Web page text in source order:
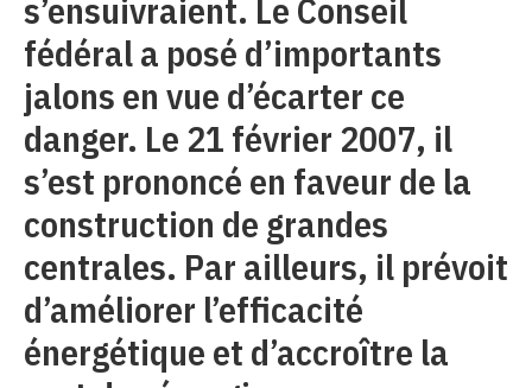
s’ensuivraient. Le Conseil
fédéral a posé d’importants
jalons en vue d’écarter ce
danger. Le 21 février 2007, il
s’est prononcé en faveur de la
construction de grandes
centrales. Par ailleurs, il prévoit
d’améliorer l’efficacité
énergétique et d’accroître la